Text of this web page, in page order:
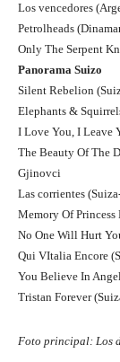
Los vencedores
Petrolheads
Only The Serpent
Panorama Suizo
Silent Rebelion
Elephants &
I Love You, I Leave
The Beauty Of The
Gjinovci
Las corrientes
Memory Of
No One Will Hurt
Qui VItalia Encore
You Believe In
Tristan Forever
Foto principal: Los